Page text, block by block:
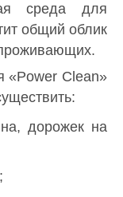
среда для
общий облик
«Power Clean»
дорожек на